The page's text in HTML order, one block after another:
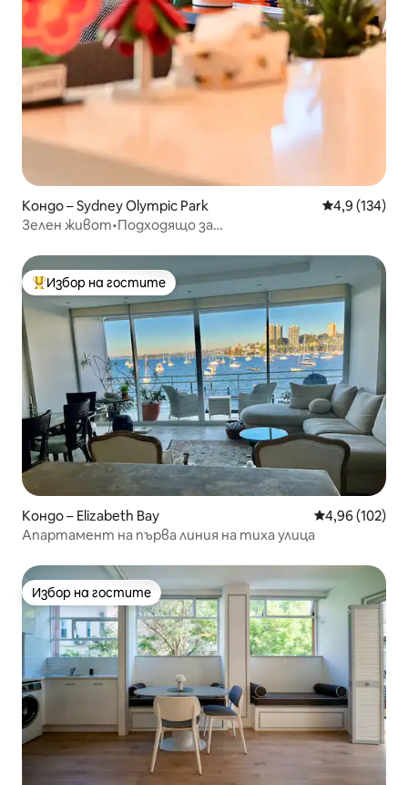
Кондо – Sydney Olympic Park Средна
4,9 (134)
Зелен живот•Подходящо за
Най-популярен избор на гостите
Избор на гостите
Кондо – Elizabeth Bay Средна
4,96 (102)
Апартамент на първа линия на тиха улица
Избор на гостите
Избор на гостите